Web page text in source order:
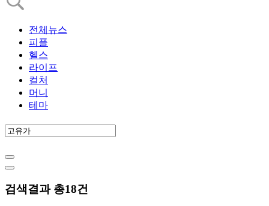
전체뉴스
피플
헬스
라이프
컬처
머니
테마
검색결과 총18건